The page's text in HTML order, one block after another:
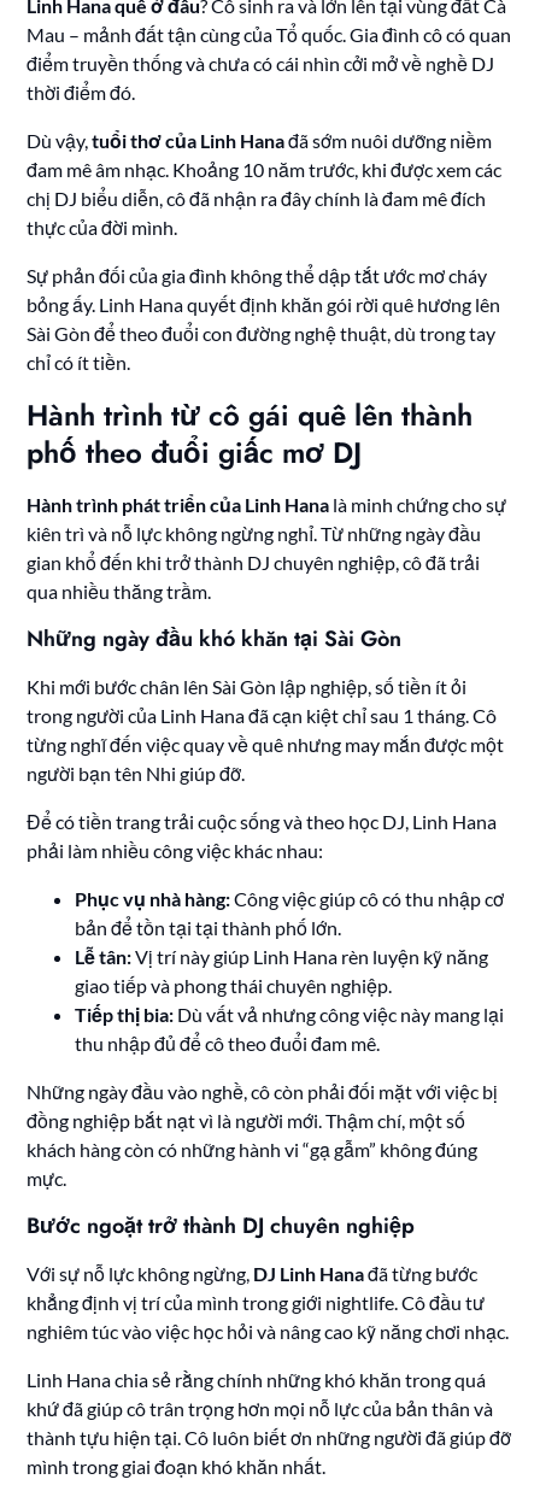
Linh Hana quê ở đâu? Cô sinh ra và lớn lên tại vùng đất Cà
Mau – mảnh đất tận cùng của Tổ quốc. Gia đình cô có quan
điểm truyền thống và chưa có cái nhìn cởi mở về nghề DJ
thời điểm đó.
Dù vậy,tuổi thơ của Linh Hanađã sớm nuôi dưỡng niềm
đam mê âm nhạc. Khoảng 10 năm trước, khi được xem các
chị DJ biểu diễn, cô đã nhận ra đây chính là đam mê đích
thực của đời mình.
Sự phản đối của gia đình không thể dập tắt ước mơ cháy
bỏng ấy. Linh Hana quyết định khăn gói rời quê hương lên
Sài Gòn để theo đuổi con đường nghệ thuật, dù trong tay
chỉ có ít tiền.
Hành trình từ cô gái quê lên thành
phố theo đuổi giấc mơ DJ
Hành trình phát triển của Linh Hana là minh chứng cho sự
kiên trì và nỗ lực không ngừng nghỉ. Từ những ngày đầu
gian khổ đến khi trở thành DJ chuyên nghiệp, cô đã trải
qua nhiều thăng trầm.
Những ngày đầu khó khăn tại Sài Gòn
Khi mới bước chân lên Sài Gòn lập nghiệp, số tiền ít ỏi
trong người của Linh Hana đã cạn kiệt chỉ sau 1 tháng. Cô
từng nghĩ đến việc quay về quê nhưng may mắn được một
người bạn tên Nhi giúp đỡ.
Để có tiền trang trải cuộc sống và theo học DJ, Linh Hana
phải làm nhiều công việc khác nhau:
Phục vụ nhà hàng:Công việc giúp cô có thu nhập cơ
bản để tồn tại tại thành phố lớn.
Lễ tân:Vị trí này giúp Linh Hana rèn luyện kỹ năng
giao tiếp và phong thái chuyên nghiệp.
Tiếp thị bia: Dù vất vả nhưng công việc này mang lại
thu nhập đủ để cô theo đuổi đam mê.
Những ngày đầu vào nghề, cô còn phải đối mặt với việc bị
đồng nghiệp bắt nạt vì là người mới. Thậm chí, một số
khách hàng còn có những hành vi “gạ gẫm” không đúng
mực.
Bước ngoặt trở thành DJ chuyên nghiệp
Với sự nỗ lực không ngừng, DJ Linh Hanađã từng bước
khẳng định vị trí của mình trong giới nightlife. Cô đầu tư
nghiêm túc vào việc học hỏi và nâng cao kỹ năng chơi nhạc.
Linh Hana chia sẻ rằng chính những khó khăn trong quá
khứ đã giúp cô trân trọng hơn mọi nỗ lực của bản thân và
thành tựu hiện tại. Cô luôn biết ơn những người đã giúp đỡ
mình trong giai đoạn khó khăn nhất.